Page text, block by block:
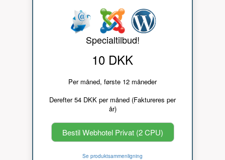
Specialtilbud!
10 DKK
Per måned, første 12 måneder
Derefter 54 DKK per måned (Faktureres per
år)
Bestil Webhotel Privat (2 CPU)
Se produktsammenligning